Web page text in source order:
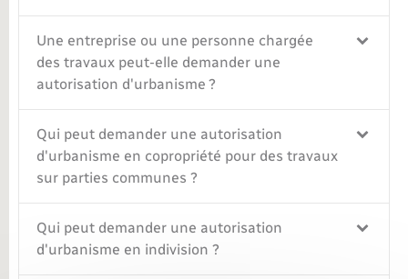
Sécurité - Prévention
Seniors
Transports
Une entreprise ou une personne chargée
des travaux peut-elle demander une
autorisation d'urbanisme ?
Qui peut demander une autorisation
d'urbanisme en copropriété pour des travaux
sur parties communes ?
Qui peut demander une autorisation
d'urbanisme en indivision ?